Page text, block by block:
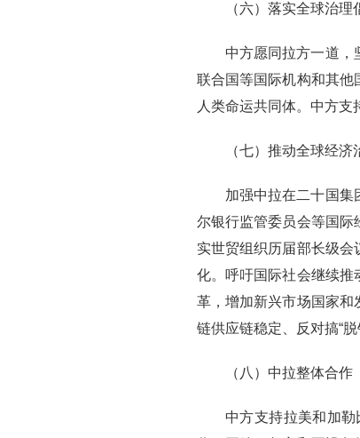
（六）落实全球治理
中方愿同拉方一道，
联合国等国际机构和其他
人类命运共同体。中方支
（七）推动全球经
加强中拉在二十国集
尔银行监管委员会等国际
实世贸组织历届部长级
化。呼吁国际社会继续推
革，增加新兴市场国家和
链供应链稳定、反对搞“
（八）中拉整体合作
中方支持拉美和加